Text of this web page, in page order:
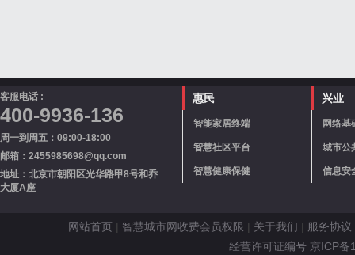
客服电话 :
400-9936-136
周一到周五：09:00-18:00
邮箱：2455985698@qq.com
地址：北京市朝阳区光华路甲8号和乔
大厦A座
惠民
智能家居终端
智慧社区平台
智慧健康保健
兴业
网络基
城市公
信息安
网站首页 | 智慧城市网收费会员权限 | 关于我们 | 服务协议
经营许可证编号 京ICP